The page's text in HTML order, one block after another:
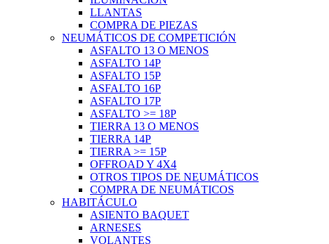
LLANTAS
COMPRA DE PIEZAS
NEUMÁTICOS DE COMPETICIÓN
ASFALTO 13 O MENOS
ASFALTO 14P
ASFALTO 15P
ASFALTO 16P
ASFALTO 17P
ASFALTO >= 18P
TIERRA 13 O MENOS
TIERRA 14P
TIERRA >= 15P
OFFROAD Y 4X4
OTROS TIPOS DE NEUMÁTICOS
COMPRA DE NEUMÁTICOS
HABITÁCULO
ASIENTO BAQUET
ARNESES
VOLANTES